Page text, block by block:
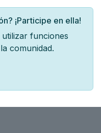
¡Participe en ella!
funciones
comunidad.